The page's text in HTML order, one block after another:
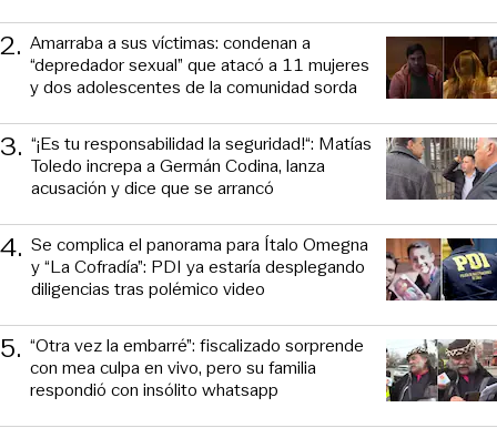
2. Amarraba a sus víctimas: condenan a
“depredador sexual” que atacó a 11 mujeres
y dos adolescentes de la comunidad sorda
3. “¡Es tu responsabilidad la seguridad!“: Matías
Toledo increpa a Germán Codina, lanza
acusación y dice que se arrancó
4. Se complica el panorama para Ítalo Omegna
y “La Cofradía”: PDI ya estaría desplegando
diligencias tras polémico video
5. “Otra vez la embarré”: fiscalizado sorprende
con mea culpa en vivo, pero su familia
respondió con insólito whatsapp